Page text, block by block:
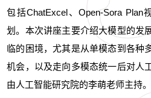
包括ChatExcel、Open-Sora Plan
划。本次讲座主要介绍大模型的发
临的困境，尤其是从单模态到各种
机会，以及走向多模态统一后对人
由人工智能研究院的李萌老师主持。